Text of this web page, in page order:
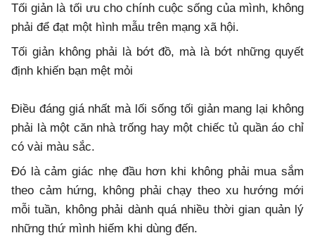
Tối giản là tối ưu cho chính cuộc sống của mình, không
phải để đạt một hình mẫu trên mạng xã hội.
Tối giản không phải là bớt đồ, mà là bớt những quyết
định khiến bạn mệt mỏi
Điều đáng giá nhất mà lối sống tối giản mang lại không
phải là một căn nhà trống hay một chiếc tủ quần áo chỉ
có vài màu sắc.
Đó là cảm giác nhẹ đầu hơn khi không phải mua sắm
theo cảm hứng, không phải chạy theo xu hướng mới
mỗi tuần, không phải dành quá nhiều thời gian quản lý
những thứ mình hiếm khi dùng đến.